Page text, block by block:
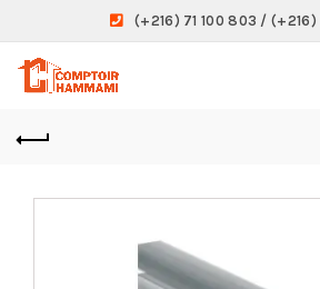
(+216) 71 100 803 / (+216)